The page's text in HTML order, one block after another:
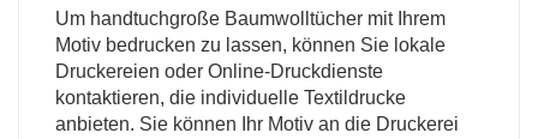
Um handtuchgroße Baumwolltücher mit Ihrem
Motiv bedrucken zu lassen, können Sie lokale
Druckereien oder Online-Druckdienste
kontaktieren, die individuelle Textildrucke
anbieten. Sie können Ihr Motiv an die Druckerei